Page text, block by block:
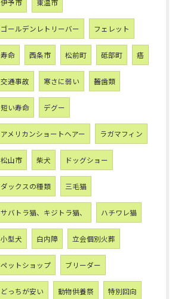
伊予市 東温市
ゴールデンレトリーバー フェレット
寿命 西条市 松前町 砥部町 癌
交通事故 寒さに弱い 齧歯類
短い寿命 デグー
アメリカンショートヘアー ラガマフィン
松山市 柴犬 ドッグショー
ダックスの種類 三毛猫
サバトラ猫、キジトラ猫、 ハチワレ猫
小型犬 白内障 立会個別火葬
ペットショップ ブリーダー
どっちが安い 動物供養祭 特別回向